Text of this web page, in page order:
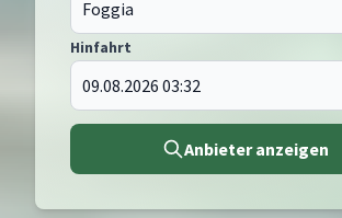
Hinfahrt
Anbieter anzeigen